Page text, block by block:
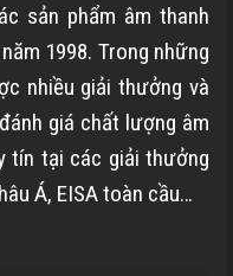
sản phẩm âm thanh
1998. Trong những
nhiều giải thưởng và
giá chất lượng âm
tín tại các giải thưởng
Á, EISA toàn cầu…